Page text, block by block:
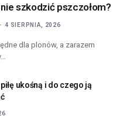
szkodzić pszczołom?
4 SIERPNIA, 2026
dla plonów, a zarazem
ukośną i do czego ją